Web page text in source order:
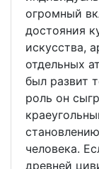
огромный
достояния
искусства,
отдельных
был развит
роль он
человека.
древней